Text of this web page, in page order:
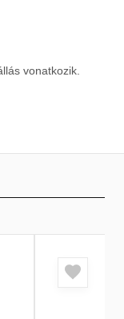
vonatkozik.